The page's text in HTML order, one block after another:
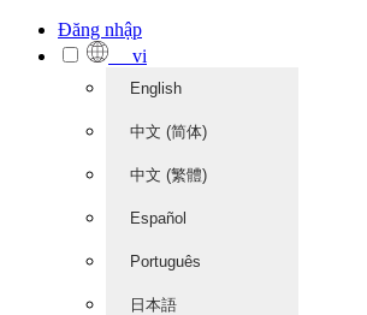
Đăng nhập
vi
English
中文 (简体)
中文 (繁體)
Español
Português
日本語